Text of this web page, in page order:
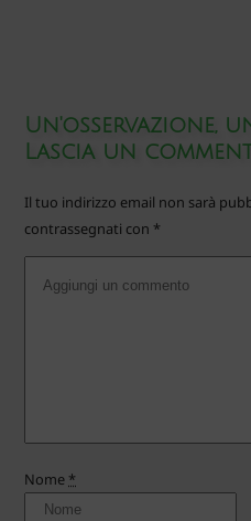
Un'osservazione,
Lascia un
Il tuo indirizzo email non sarà
contrassegnati con *
Nome *